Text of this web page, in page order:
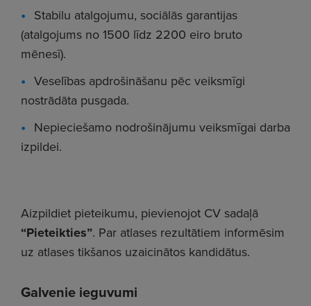
Stabilu atalgojumu, sociālās garantijas
(atalgojums no 1500 līdz 2200 eiro bruto
mēnesī).
Veselības apdrošināšanu pēc veiksmīgi
nostrādāta pusgada.
Nepieciešamo nodrošinājumu veiksmīgai darba
izpildei.
Aizpildiet pieteikumu, pievienojot CV sadaļā
“Pieteikties”. Par atlases rezultātiem informēsim
uz atlases tikšanos uzaicinātos kandidātus.
Galvenie ieguvumi